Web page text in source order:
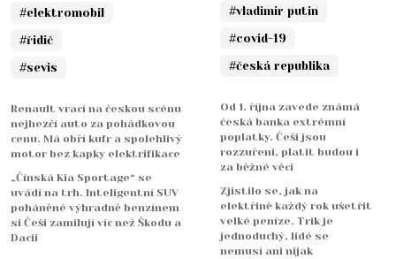
#elektromobil
#řidič
#sevis
Renault vrací na českou scénu
nejhezčí auto za pohádkovou
cenu. Má obří kufr a spolehlivý
motor bez kapky elektrifikace
„Čínská Kia Sportage“ se
uvádí na trh. Inteligentní SUV
poháněné výhradně benzínem
si Češi zamilují víc než Škodu a
Dacii
#vladimir putin
#covid-19
#česká republika
Od 1. října zavede známá
česká banka extrémní
poplatky. Češi jsou
rozzuřeni, platit budou i
za běžné věci
Zjistilo se, jak na
elektřině každý rok ušetřit
velké peníze. Trik je
jednoduchý, lidé se
nemusí ani nijak